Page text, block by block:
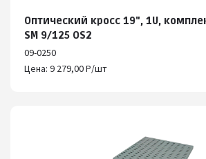
Оптический кросс 19", 1U,
SM 9/125 OS2
09-0250
Цена: 9 279,00 Р/шт